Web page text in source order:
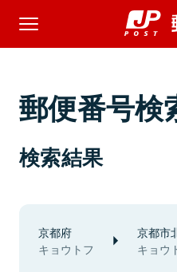
郵便番号検
検索結果
京都府
キョウトフ
京都市
キョウ